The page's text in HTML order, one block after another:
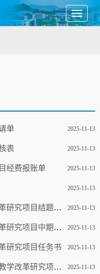
Toggle
2025-11-13
单
2025-11-13
表
2025-11-13
经费报账单
2025-11-13
2025-11-13
目结题验收报告
2025-11-13
究项目中期报告
2025-11-13
研究项目任务书
2025-11-13
究项目申报汇总表